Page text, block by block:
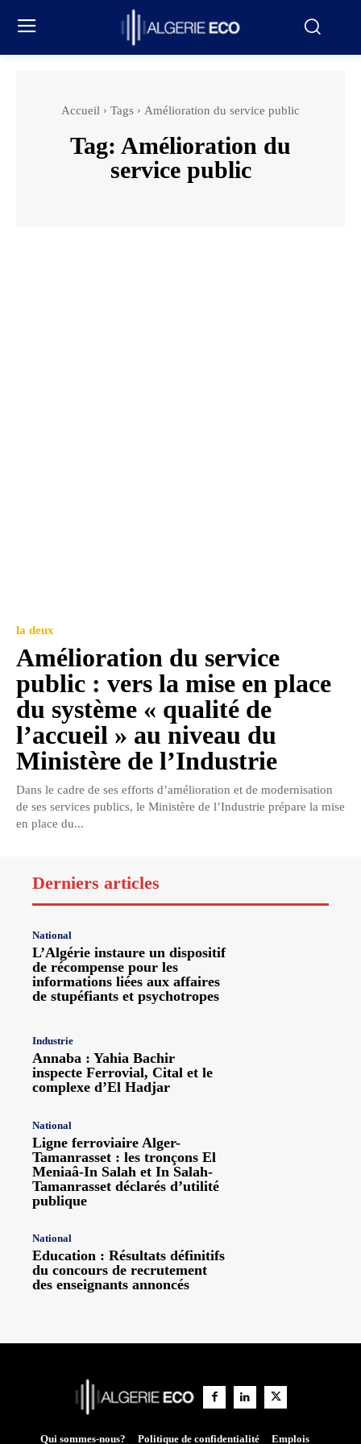
Accueil Tags Amélioration du service public
Tag: Amélioration du
service public
la deux
Amélioration du service
public : vers la mise en place
du système « qualité de
l’accueil » au niveau du
Ministère de l’Industrie
Dans le cadre de ses efforts d’amélioration et de modernisation
de ses services publics, le Ministère de l’Industrie prépare la mise
en place du...
Derniers articles
National
L’Algérie instaure un dispositif
de récompense pour les
informations liées aux affaires
de stupéfiants et psychotropes
Industrie
Annaba : Yahia Bachir
inspecte Ferrovial, Cital et le
complexe d’El Hadjar
National
Ligne ferroviaire Alger-
Tamanrasset : les tronçons El
Meniaâ-In Salah et In Salah-
Tamanrasset déclarés d’utilité
publique
National
Education : Résultats définitifs
du concours de recrutement
des enseignants annoncés
Qui sommes-nous? Politique de confidentialité Emplois